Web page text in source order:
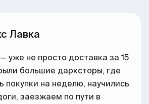
Лавка
уже не просто доставка за 15
большие дарксторы, где
покупки на неделю, научились
заезжаем по пути в